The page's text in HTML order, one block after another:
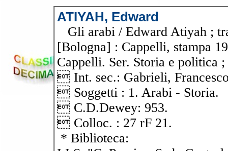
ATIYAH, Edward
Gli arabi / Edward Atiyah ;
[Bologna] : Cappelli, stampa
Cappelli. Ser. Storia e politica ;
 Int. sec.: Gabrieli,
 Soggetti : 1. Arabi - Storia.
 C.D.Dewey: 953.
 Colloc. : 27 rF 21.
* Biblioteca: